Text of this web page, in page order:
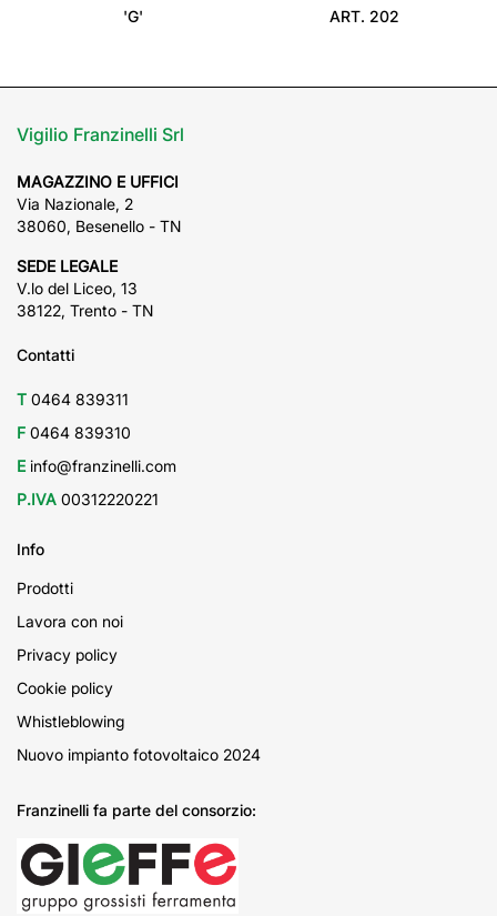
'G'
ART. 202
Vigilio Franzinelli Srl
MAGAZZINO E UFFICI
Via Nazionale, 2
38060, Besenello - TN
SEDE LEGALE
V.lo del Liceo, 13
38122, Trento - TN
Contatti
T 0464 839311
F 0464 839310
E info@franzinelli.com
P.IVA 00312220221
Info
Prodotti
Lavora con noi
Privacy policy
Cookie policy
Whistleblowing
Nuovo impianto fotovoltaico 2024
Franzinelli fa parte del consorzio: